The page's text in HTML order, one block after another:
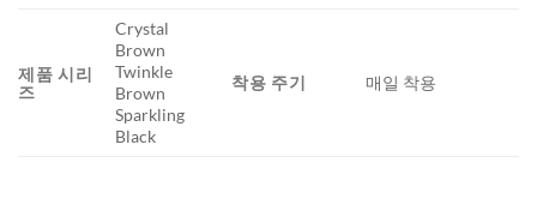
제품 시리
즈
Crystal
Brown
Twinkle
Brown
Sparkling
Black
착용 주기 매일 착용